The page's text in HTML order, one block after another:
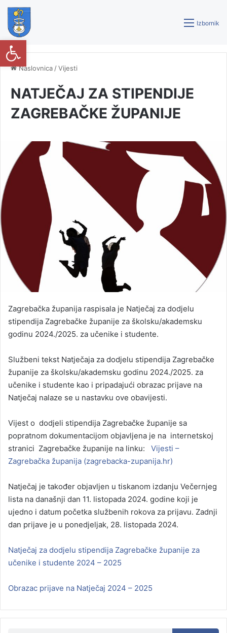
Izbornik
Naslovnica /Vijesti
NATJEČAJ ZA STIPENDIJE
ZAGREBAČKE ŽUPANIJE
Zagrebačka županija raspisala je Natječaj za dodjelu
stipendija Zagrebačke županije za školsku/akademsku
godinu 2024./2025. za učenike i studente.
Službeni tekst Natječaja za dodjelu stipendija Zagrebačke
županije za školsku/akademsku godinu 2024./2025. za
učenike i studente kao i pripadajući obrazac prijave na
Natječaj nalaze se u nastavku ove obavijesti.
Vijest o dodjeli stipendija Zagrebačke županije sa
popratnom dokumentacijom objavljena je na internetskoj
stranici Zagrebačke županije na linku: Vijesti –
Zagrebačka županija (zagrebacka-zupanija.hr)
Natječaj je također objavljen u tiskanom izdanju Večernjeg
lista na današnji dan 11. listopada 2024. godine koji je
ujedno i datum početka službenih rokova za prijavu. Zadnji
dan prijave je u ponedjeljak, 28. listopada 2024.
Natječaj za dodjelu stipendija Zagrebačke županije za
učenike i studente 2024 – 2025
Obrazac prijave na Natječaj 2024 – 2025
Open toolbar